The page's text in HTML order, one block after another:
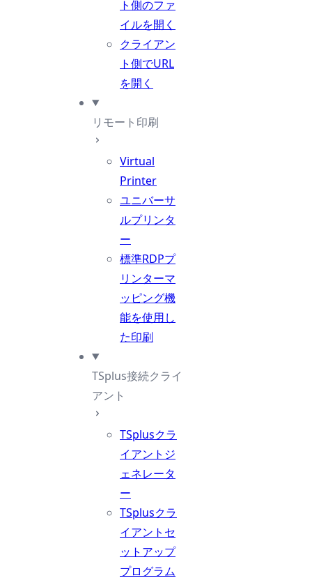
ト側のファ
イルを開く
クライアン
ト側でURL
を開く
リモート印刷
Virtual
Printer
ユニバーサ
ルプリンタ
ー
標準RDPプ
リンターマ
ッピング機
能を使用し
た印刷
TSplus接続クライ
アント
TSplusクラ
イアントジ
ェネレータ
ー
TSplusクラ
イアントセ
ットアップ
プログラム